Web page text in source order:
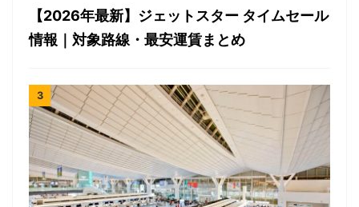
【2026年最新】ジェットスター タイムセール
情報｜対象路線・最安運賃まとめ